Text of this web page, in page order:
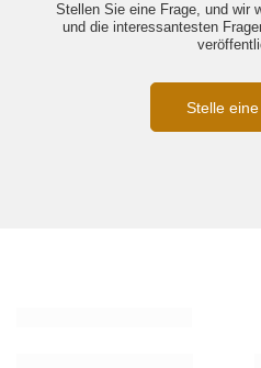
Stellen Sie eine Frage, und wir
und die interessantesten
Stelle